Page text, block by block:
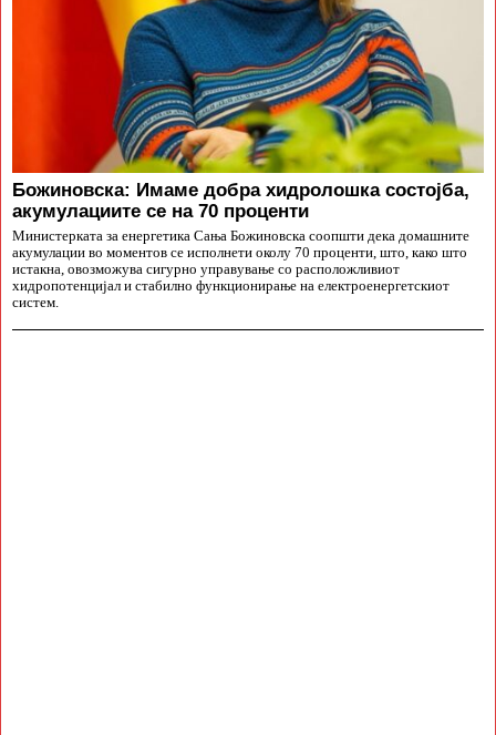
Божиновска: Имаме добра хидролошка состојба,
акумулациите се на 70 проценти
Министерката за енергетика Сања Божиновска соопшти дека домашните
акумулации во моментов се исполнети околу 70 проценти, што, како што
истакна, овозможува сигурно управување со расположливиот
хидропотенцијал и стабилно функционирање на електроенергетскиот
систем.